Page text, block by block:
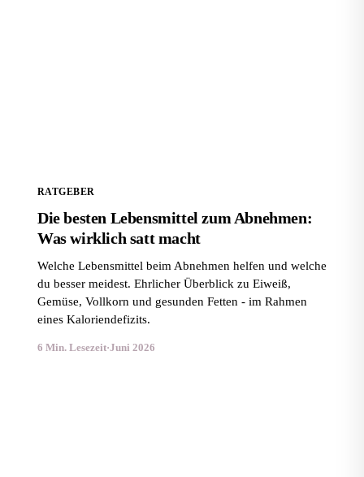
RATGEBER
Die besten Lebensmittel zum Abnehmen:
Was wirklich satt macht
Welche Lebensmittel beim Abnehmen helfen und welche
du besser meidest. Ehrlicher Überblick zu Eiweiß,
Gemüse, Vollkorn und gesunden Fetten - im Rahmen
eines Kaloriendefizits.
6 Min. Lesezeit·Juni 2026